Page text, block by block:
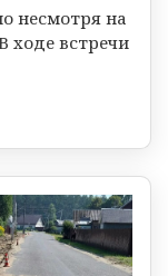
несмотря на
ходе встречи